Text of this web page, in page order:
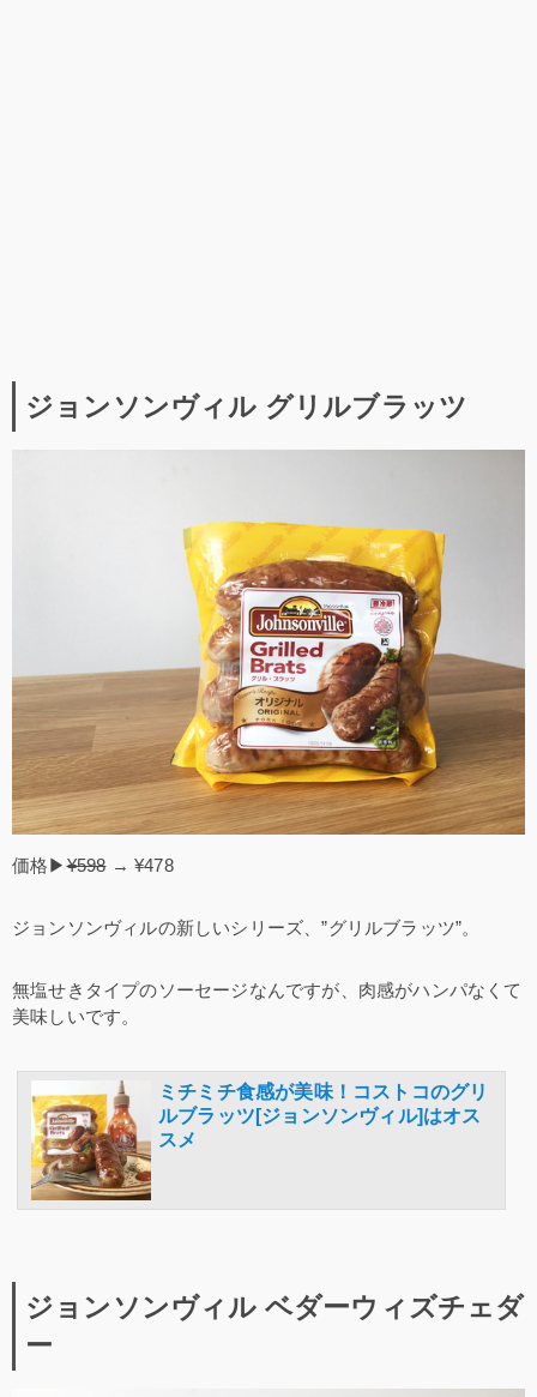
ジョンソンヴィル グリルブラッツ
価格▶¥598→ ¥478
ジョンソンヴィルの新しいシリーズ、”グリルブラッツ”。
無塩せきタイプのソーセージなんですが、肉感がハンパなくて
美味しいです。
ミチミチ食感が美味！コストコのグリ
ルブラッツ[ジョンソンヴィル]はオス
スメ
ジョンソンヴィル ベダーウィズチェダ
ー